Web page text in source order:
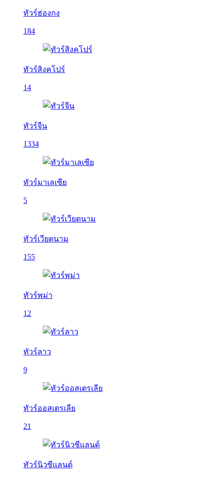
ทัวร์ฮ่องกง
184
ทัวร์สิงคโปร์
14
ทัวร์จีน
1334
ทัวร์มาเลเซีย
5
ทัวร์เวียดนาม
155
ทัวร์พม่า
12
ทัวร์ลาว
9
ทัวร์ออสเตรเลีย
21
ทัวร์นิวซีแลนด์